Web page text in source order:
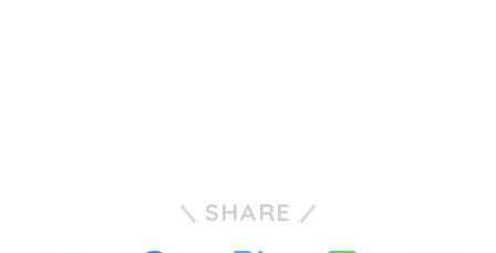
SHARE